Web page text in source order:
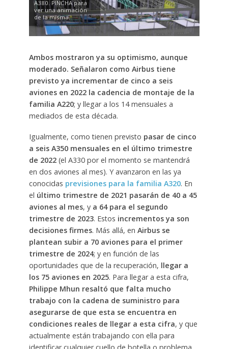
A380. PINCHA para
ver una animación
de la misma.
Ambos mostraron ya su optimismo, aunque
moderado. Señalaron como Airbus tiene
previsto ya incrementar de cinco a seis
aviones en 2022 la cadencia de montaje de la
familia A220; y llegar a los 14 mensuales a
mediados de esta década.
Igualmente, como tienen previsto pasar de cinco
a seis A350 mensuales en el último trimestre
de 2022(el A330 por el momento se mantendrá
en dos aviones al mes). Y avanzaron en las ya
conocidas previsiones para la familia A320. En
el último trimestre de 2021 pasarán de 40 a 45
aviones al mes, ya 64 para el segundo
trimestre de 2023. Estos incrementos ya son
decisiones firmes. Más allá, en Airbus se
plantean subir a 70 aviones para el primer
trimestre de 2024; y en función de las
oportunidades que de la recuperación, llegar a
los 75 aviones en 2025. Para llegar a esta cifra,
Philippe Mhun resaltó que falta mucho
trabajo con la cadena de suministro para
asegurarse de que esta se encuentra en
condiciones reales de llegar a esta cifra, y que
actualmente están trabajando con ella para